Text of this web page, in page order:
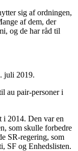
sig af ordningen,
af dem, der
og de har råd til
juli 2019.
au pair-personer i
i 2014. Den var en
som skulle forbedre
SR-regering, som
SF og Enhedslisten.